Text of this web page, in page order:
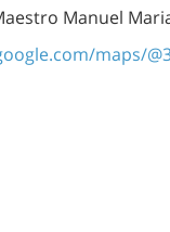
Manuel
maps/